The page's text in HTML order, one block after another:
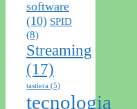
software
(10) SPID
(8)
Streaming
(17)
tastiera (5)
tecnologia